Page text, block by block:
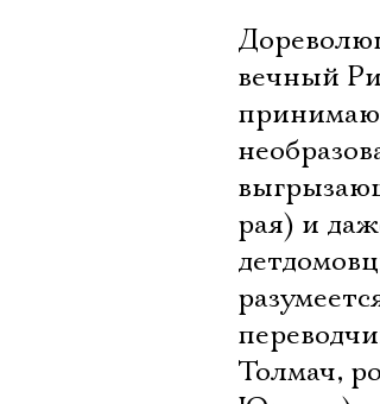
вечный
рая) и
Толмач,